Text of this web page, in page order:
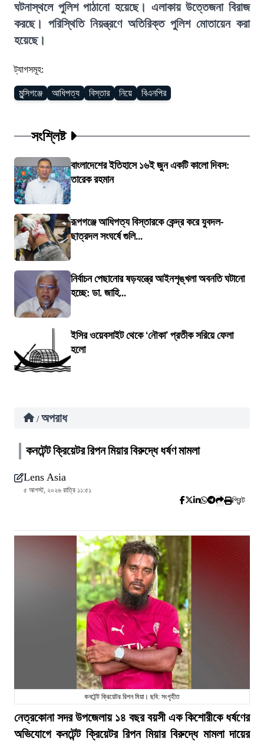
ঘটনাস্থলে পুলিশ পাঠানো হয়েছে। এলাকায় উত্তেজনা বিরাজ
করছে। পরিস্থিতি নিয়ন্ত্রণে অতিরিক্ত পুলিশ মোতায়েন করা
হয়েছে।
ট্যাগসমূহ:
মুন্সিগঞ্জে আধিপত্য বিস্তার নিয়ে বিএনপির
সংশ্লিষ্ট
বাংলাদেশের ইতিহাসে ১৬ই জুন একটি কালো দিবস:
তারেক রহমান
রূপগঞ্জে আধিপত্য বিস্তারকে কেন্দ্র করে যুবদল-
ছাত্রদল সংঘর্ষে গুলি...
নির্বাচন পেছানোর ষড়যন্ত্রে আইনশৃঙ্খলা অবনতি ঘটানো
হচ্ছে: ডা. জাহি...
ইসির ওয়েবসাইট থেকে ‘নৌকা’ প্রতীক সরিয়ে ফেলা
হলো
/ অপরাধ
কনটেন্ট ক্রিয়েটর রিপন মিয়ার বিরুদ্ধে ধর্ষণ মামলা
Lens Asia
৫ আগস্ট, ২০২৬ রাত্রি ১১:৫১
প্রিন্ট
কনটেন্ট ক্রিয়েটর রিপন মিয়া। ছবি: সংগৃহীত
নেত্রকোনা সদর উপজেলায় ১৪ বছর বয়সী এক কিশোরীকে ধর্ষণের
অভিযোগে কনটেন্ট ক্রিয়েটর রিপন মিয়ার বিরুদ্ধে মামলা দায়ের